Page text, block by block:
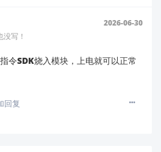
议文档
工具
是否正常工作？
2026-06-30
写！
令SDK烧入模块，上电就可以正常
回复